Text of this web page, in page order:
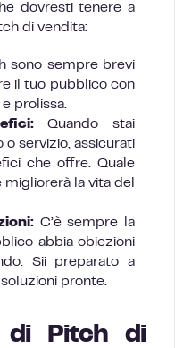
dovresti tenere a
di vendita:
sono sempre brevi
il tuo pubblico con
prolissa.
Quando stai
servizio, assicurati
che offre. Quale
la vita del
C’è sempre la
abbia obiezioni
Sii preparato a
pronte.
di Pitch di